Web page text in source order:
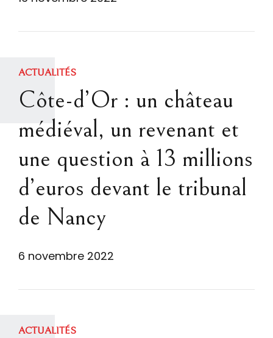
ACTUALITÉS
Côte-d’Or : un château
médiéval, un revenant et
une question à 13 millions
d’euros devant le tribunal
de Nancy
6 novembre 2022
ACTUALITÉS